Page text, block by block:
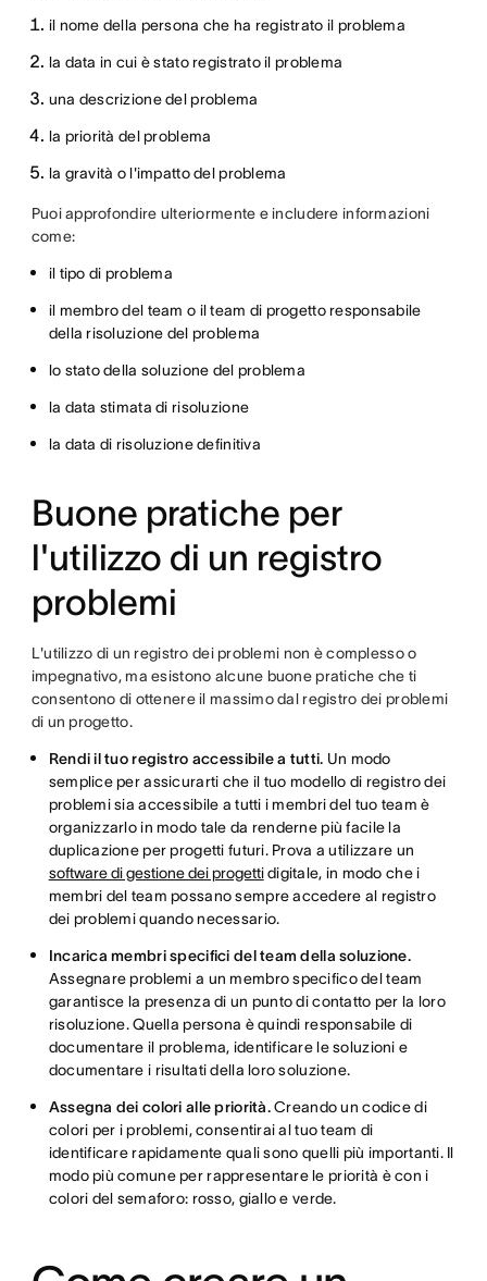
il nome della persona che ha registrato il problema
la data in cui è stato registrato il problema
una descrizione del problema
la priorità del problema
la gravità o l'impatto del problema
Puoi approfondire ulteriormente e includere informazioni
come:
il tipo di problema
il membro del team o il team di progetto responsabile
della risoluzione del problema
lo stato della soluzione del problema
la data stimata di risoluzione
la data di risoluzione definitiva
Buone pratiche per
l'utilizzo di un registro
problemi
L'utilizzo di un registro dei problemi non è complesso o
impegnativo, ma esistono alcune buone pratiche che ti
consentono di ottenere il massimo dal registro dei problemi
di un progetto.
Rendi il tuo registro accessibile a tutti. Un modo
semplice per assicurarti che il tuo modello di registro dei
problemi sia accessibile a tutti i membri del tuo team è
organizzarlo in modo tale da renderne più facile la
duplicazione per progetti futuri. Prova a utilizzare un
software di gestione dei progettidigitale, in modo che i
membri del team possano sempre accedere al registro
dei problemi quando necessario.
Incarica membri specifici del team della soluzione.
Assegnare problemi a un membro specifico del team
garantisce la presenza di un punto di contatto per la loro
risoluzione. Quella persona è quindi responsabile di
documentare il problema, identificare le soluzioni e
documentare i risultati della loro soluzione.
Assegna dei colori alle priorità.Creando un codice di
colori per i problemi, consentirai al tuo team di
identificare rapidamente quali sono quelli più importanti. Il
modo più comune per rappresentare le priorità è con i
colori del semaforo: rosso, giallo e verde.